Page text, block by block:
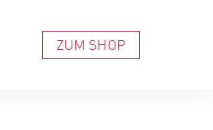
ZUM SHOP